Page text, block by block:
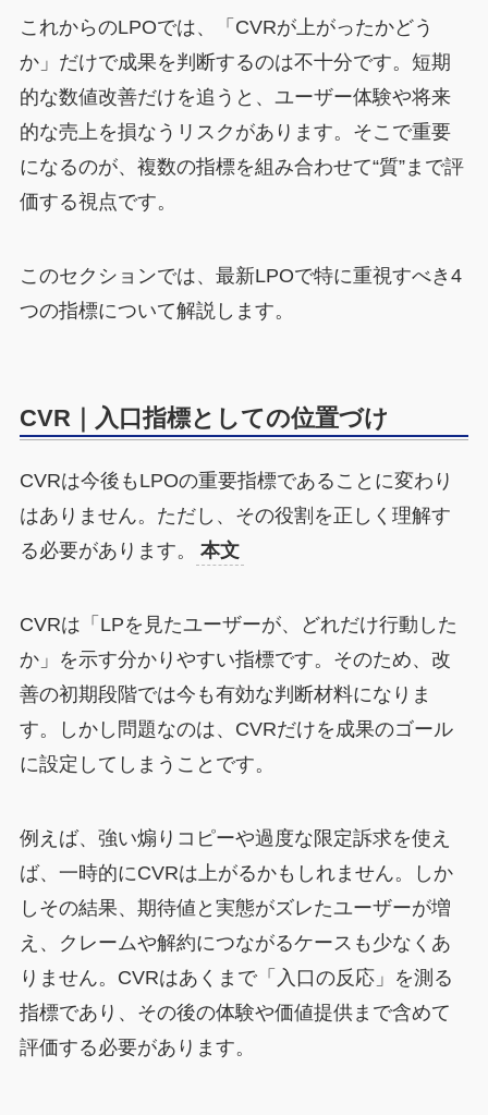
これからのLPOでは、「CVRが上がったかどう
か」だけで成果を判断するのは不十分です。短期
的な数値改善だけを追うと、ユーザー体験や将来
的な売上を損なうリスクがあります。そこで重要
になるのが、複数の指標を組み合わせて“質”まで評
価する視点です。
このセクションでは、最新LPOで特に重視すべき4
つの指標について解説します。
CVR｜入口指標としての位置づけ
CVRは今後もLPOの重要指標であることに変わり
はありません。ただし、その役割を正しく理解す
る必要があります。
本文
CVRは「LPを見たユーザーが、どれだけ行動した
か」を示す分かりやすい指標です。そのため、改
善の初期段階では今も有効な判断材料になりま
す。しかし問題なのは、CVRだけを成果のゴール
に設定してしまうことです。
例えば、強い煽りコピーや過度な限定訴求を使え
ば、一時的にCVRは上がるかもしれません。しか
しその結果、期待値と実態がズレたユーザーが増
え、クレームや解約につながるケースも少なくあ
りません。CVRはあくまで「入口の反応」を測る
指標であり、その後の体験や価値提供まで含めて
評価する必要があります。